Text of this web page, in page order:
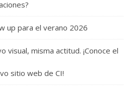
up para el verano 2026
visual, misma actitud. ¡Conoce el
sitio web de CI!